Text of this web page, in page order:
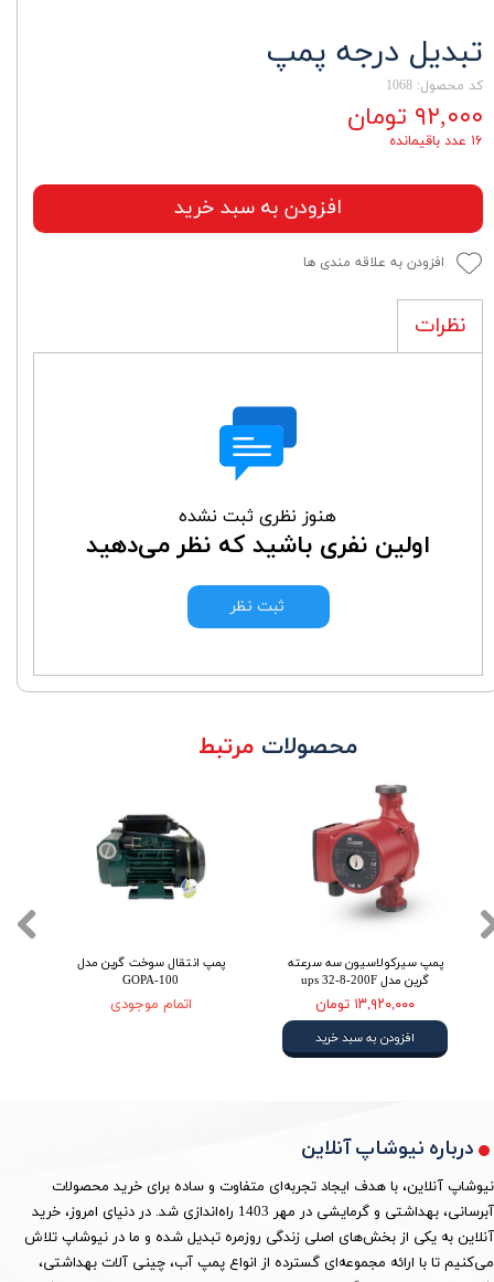
تبدیل درجه پمپ
کد محصول: 1068
۹۲,۰۰۰ تومان
۱۶ عدد باقیمانده
افزودن به سبد خرید
افزودن به علاقه مندی ها
نظرات
هنوز نظری ثبت نشده
اولین نفری باشید که نظر می‌دهید
ثبت نظر
پمپ انتقال سوخت گرین مدل
GOPA-100
اتمام موجودی
پمپ سیرکولاسیون سه سرعته
گرین مدل ups 32-8-200F
۱۳,۹۲۰,۰۰۰ تومان
افزودن به سبد خرید
محصولات مرتبط
درباره نیوشاپ آنلاین
نیوشاپ آنلاین، با هدف ایجاد تجربه‌ای متفاوت و ساده برای خرید محصولات
آبرسانی، بهداشتی و گرمایشی در مهر 1403 راه‌اندازی شد. در دنیای امروز، خرید
آنلاین به یکی از بخش‌های اصلی زندگی روزمره تبدیل شده و ما در نیوشاپ تلاش
می‌کنیم تا با ارائه مجموعه‌ای گسترده از انواع پمپ آب، چینی آلات بهداشتی،